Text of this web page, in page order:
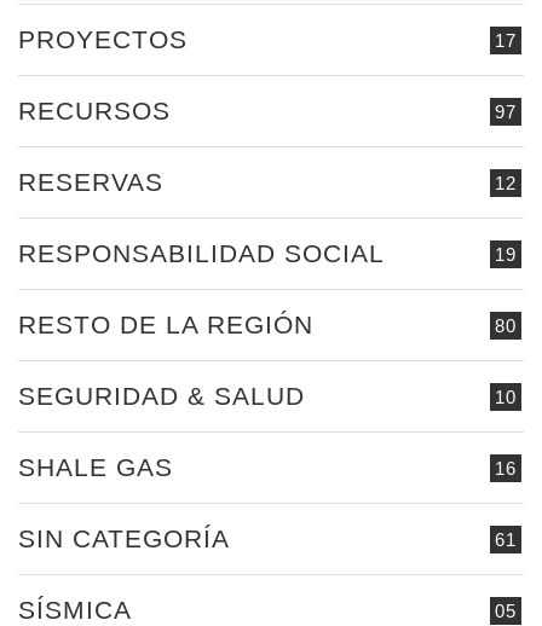
17
PROYECTOS
97
RECURSOS
12
RESERVAS
19
RESPONSABILIDAD SOCIAL
80
RESTO DE LA REGIÓN
10
SEGURIDAD & SALUD
16
SHALE GAS
61
SIN CATEGORÍA
05
SÍSMICA